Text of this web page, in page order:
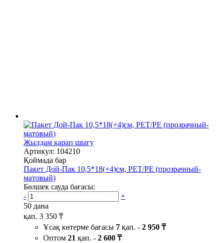
Жылдам қарап шығу
Артикул: 104210
Қоймада бар
Пакет Дой-Пак 10,5*18(+4)см, PET/PE (прозрачный-
матовый)
Бөлшек сауда бағасы:
-
+
50 дана
қап. 3 350 ₸
Ұсақ көтерме бағасы 7 қап. - 2 950 ₸
Оптом 21 қап. - 2 600 ₸